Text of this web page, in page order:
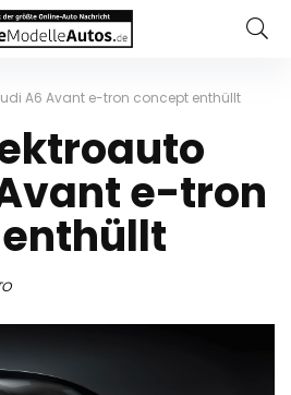
A6 Avant e-tron concept enthüllt
e-tron